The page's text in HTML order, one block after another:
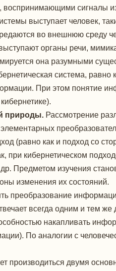
воспринимающими
выступает человек,
во внешнюю среду
органы речи,
она разумными
система,
При этом понятие
природы. Рассмотрение
(равно как и подход со
при кибернетическом
Предметом изучения
изменения их состояний.
преобразование
всегда одним и тем
накапливать
По аналогии с
производиться двумя